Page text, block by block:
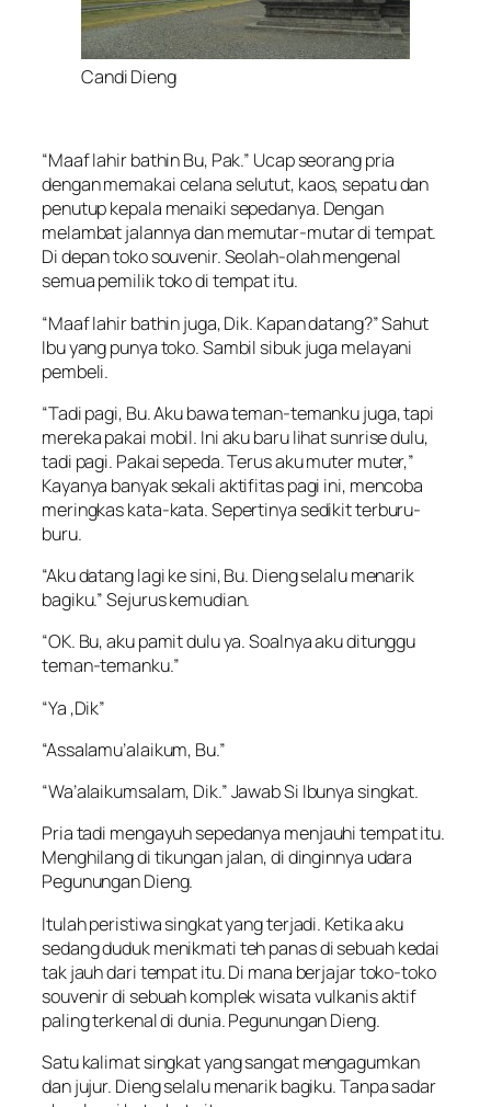
Candi Dieng
“Maaf lahir bathin Bu, Pak.” Ucap seorang pria
dengan memakai celana selutut, kaos, sepatu dan
penutup kepala menaiki sepedanya. Dengan
melambat jalannya dan memutar-mutar di tempat.
Di depan toko souvenir. Seolah-olah mengenal
semua pemilik toko di tempat itu.
“Maaf lahir bathin juga, Dik. Kapan datang?” Sahut
Ibu yang punya toko. Sambil sibuk juga melayani
pembeli.
“Tadi pagi, Bu. Aku bawa teman-temanku juga, tapi
mereka pakai mobil. Ini aku baru lihat sunrise dulu,
tadi pagi. Pakai sepeda. Terus aku muter muter,”
Kayanya banyak sekali aktifitas pagi ini, mencoba
meringkas kata-kata. Sepertinya sedikit terburu-
buru.
“Aku datang lagi ke sini, Bu. Dieng selalu menarik
bagiku.” Sejurus kemudian.
“OK. Bu, aku pamit dulu ya. Soalnya aku ditunggu
teman-temanku.”
“Ya ,Dik”
“Assalamu’alaikum, Bu.”
“Wa’alaikumsalam, Dik.” Jawab Si Ibunya singkat.
Pria tadi mengayuh sepedanya menjauhi tempat itu.
Menghilang di tikungan jalan, di dinginnya udara
Pegunungan Dieng.
Itulah peristiwa singkat yang terjadi. Ketika aku
sedang duduk menikmati teh panas di sebuah kedai
tak jauh dari tempat itu. Di mana berjajar toko-toko
souvenir di sebuah komplek wisata vulkanis aktif
paling terkenal di dunia. Pegunungan Dieng.
Satu kalimat singkat yang sangat mengagumkan
dan jujur. Dieng selalu menarik bagiku. Tanpa sadar